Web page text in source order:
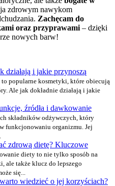
zdrowym nawykom
Zachęcam do
oraz przyprawami – dzięki
nowych barw!
działają i jakie przynoszą
popularne kosmetyki, które obiecują
Ale jak dokładnie działają i jakie
źródła i dawkowanie
składników odżywczych, który
funkcjonowaniu organizmu. Jej
zdrową dietę? Kluczowe
diety to nie tylko sposób na
ale także klucz do lepszego
się...
wiedzieć o jej korzyściach?